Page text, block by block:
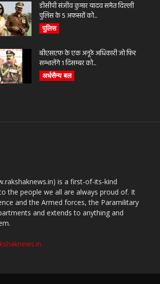
डीसीपी संजीव कुमार यादव समेत दिल्ली
पुलिस के 5 अफसरों को...
पुलिस
बीएसएफ के एक अनूठे अधिकारी जो फिर
सम्भालेंगे 1 दिसम्बर को...
अर्धसैन्य बल
is a first-of-its-kind
the people we all are always proud of. It
and the Armed forces, the Paramilitary
and extends to anything and